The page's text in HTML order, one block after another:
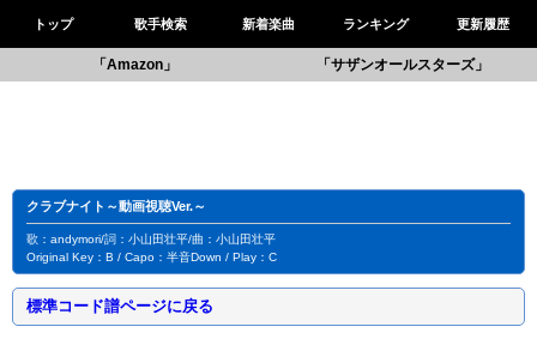
トップ 歌手検索 新着楽曲 ランキング 更新履歴
「Amazon」 「サザンオールスターズ」
クラブナイト～動画視聴Ver.～
歌：andymori/詞：小山田壮平/曲：小山田壮平
Original Key：B / Capo：半音Down / Play：C
標準コード譜ページに戻る